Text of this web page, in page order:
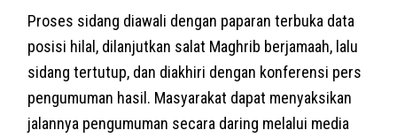
Proses sidang diawali dengan paparan terbuka data
posisi hilal, dilanjutkan salat Maghrib berjamaah, lalu
sidang tertutup, dan diakhiri dengan konferensi pers
pengumuman hasil. Masyarakat dapat menyaksikan
jalannya pengumuman secara daring melalui media